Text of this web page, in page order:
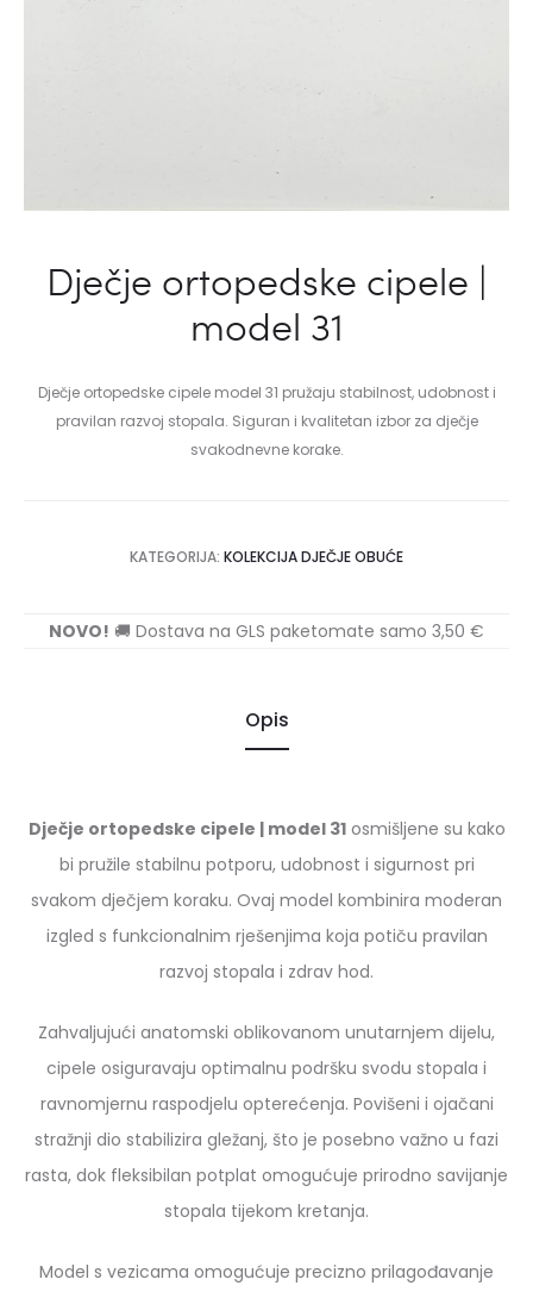
Dječje ortopedske cipele |
model 31
Dječje ortopedske cipele model 31 pružaju stabilnost, udobnost i
pravilan razvoj stopala. Siguran i kvalitetan izbor za dječje
svakodnevne korake.
KATEGORIJA: KOLEKCIJA DJEČJE OBUĆE
NOVO! 🚚 Dostava na GLS paketomate samo 3,50 €
Opis
Dječje ortopedske cipele | model 31osmišljene su kako
bi pružile stabilnu potporu, udobnost i sigurnost pri
svakom dječjem koraku. Ovaj model kombinira moderan
izgled s funkcionalnim rješenjima koja potiču pravilan
razvoj stopala i zdrav hod.
Zahvaljujući anatomski oblikovanom unutarnjem dijelu,
cipele osiguravaju optimalnu podršku svodu stopala i
ravnomjernu raspodjelu opterećenja. Povišeni i ojačani
stražnji dio stabilizira gležanj, što je posebno važno u fazi
rasta, dok fleksibilan potplat omogućuje prirodno savijanje
stopala tijekom kretanja.
Model s vezicama omogućuje precizno prilagođavanje